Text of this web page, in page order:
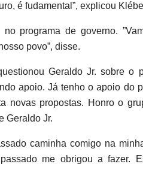
é fudamental”, explicou
programa de governo.
povo”, disse.
Geraldo Jr. sobre o
apoio. Já tenho o apoio do
novas propostas. Honro o
Geraldo Jr.
caminha comigo na
me obrigou a fazer.